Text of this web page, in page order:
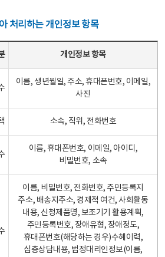
처리하는 개인정보 항목
개인정보 항목
이름, 생년월일, 주소, 휴대폰번호, 이메일,
사진
소속, 직위, 전화번호
이름, 휴대폰번호, 이메일, 아이디,
비밀번호, 소속
이름, 비밀번호, 전화번호, 주민등록지
주소, 배송지주소, 경제적 여건, 사회활동
내용, 신청제품명, 보조기기 활용계획,
주민등록번호, 장애유형, 장애정도,
휴대폰번호(해당하는 경우)수혜이력,
심층상담내용, 법정대리인정보(이름,